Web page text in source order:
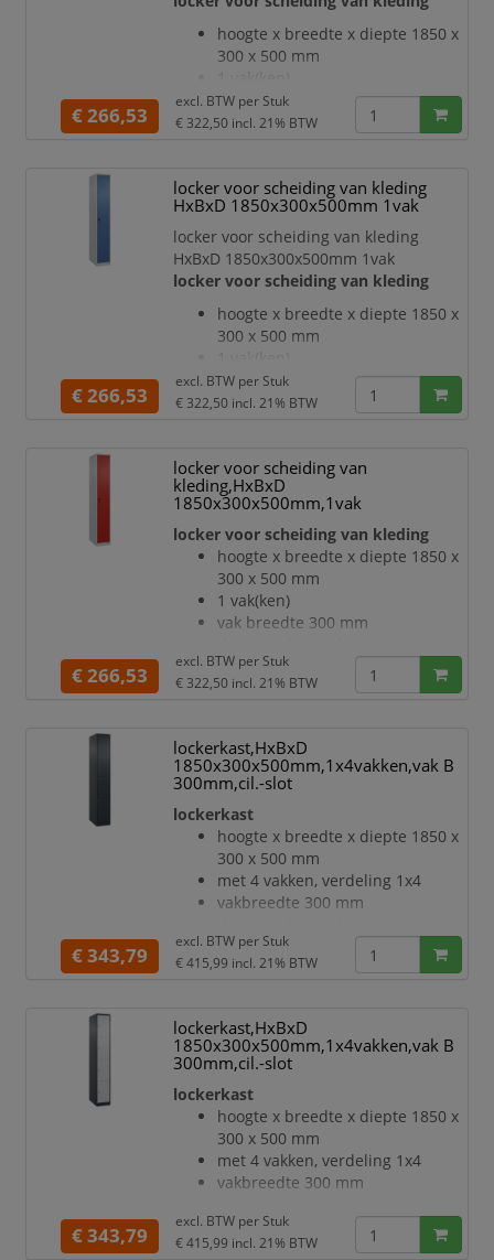
belangrijke punten en de
geavanceerde BIONIC Steel
Frame-structuur bestaande uit
vouwen, steunen en tusse
hoogte x breedte x diepte 1850 x
300 x 500 mm
vak breedte 300 mm
deuraanslag rechts
hoedenplank en een
kledingstang eronder met 3 niet
verdraaibare, dubbele
schuifhaken
Elk vak onder de hoedenplank is
scheidingswand
openslaande deur met
€ 266,53
excl. BTW per Stuk
€ 322,50 incl. 21% BTW
locker voor scheiding van kleding
HxBxD 1850x300x500mm 1vak
locker voor scheiding van kleding
HxBxD 1850x300x500mm 1vak
locker voor scheiding van kleding
hoogte x breedte x diepte 1850 x
300 x 500 mm
vak breedte 300 mm
deuraanslag rechts
hoedenplank en een
kledingstang eronder met 3 niet
verdraaibare, dubbele
schuifhaken
Elk vak onder de hoedenplank is
opgedeeld door een
scheidingswand
openslaande deur met
€ 266,53
excl. BTW per Stuk
€ 322,50 incl. 21% BTW
locker voor scheiding van
kleding,HxBxD
1850x300x500mm,1vak
locker voor scheiding van kleding
hoogte x breedte x diepte 1850 x
300 x 500 mm
1 vak(ken)
vak breedte 300 mm
deuropeningshoek 110 °
per vak een vastgelaste
verdraaibare, dubbele
schuifhaken
Elk vak onder de hoedenplank is
opgedeeld door een
scheidingswand
openslaande deur met
etikettenlijst en ventilatiesleuven
inliggende deuren met
binnenliggende penscharnieren
Elke deur is standaard u
€ 266,53
excl. BTW per Stuk
€ 322,50 incl. 21% BTW
lockerkast,HxBxD
1850x300x500mm,1x4vakken,vak B
300mm,cil.-slot
lockerkast
hoogte x breedte x diepte 1850 x
300 x 500 mm
met 4 vakken, verdeling 1x4
vakbreedte 300 mm
deuropeningshoek 110 °
openslaande deur
Elke deur is standaard uitgerust
met een systeem voor gedempte
sluiting
Hoge stabiliteit en torsiestijfheid
dankzij materiaalversterking op
belangrijke punten en de
geavanceerde BIONIC Steel
Frame-structuur bestaande uit
vouwen, steunen en tusse
€ 343,79
excl. BTW per Stuk
€ 415,99 incl. 21% BTW
lockerkast,HxBxD
1850x300x500mm,1x4vakken,vak B
300mm,cil.-slot
lockerkast
hoogte x breedte x diepte 1850 x
300 x 500 mm
met 4 vakken, verdeling 1x4
vakbreedte 300 mm
deuropeningshoek 110 °
openslaande deur
€ 343,79
excl. BTW per Stuk
€ 415,99 incl. 21% BTW